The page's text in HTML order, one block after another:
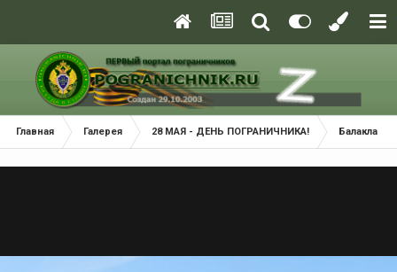
Главная Галерея 28 МАЯ - ДЕНЬ ПОГРАНИЧНИКА! Балаклава